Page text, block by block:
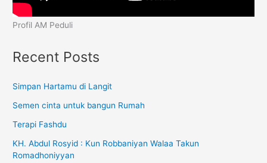
Profil AM Peduli
Recent Posts
Simpan Hartamu di Langit
Semen cinta untuk bangun Rumah
Terapi Fashdu
KH. Abdul Rosyid : Kun Robbaniyan Walaa Takun
Romadhoniyyan